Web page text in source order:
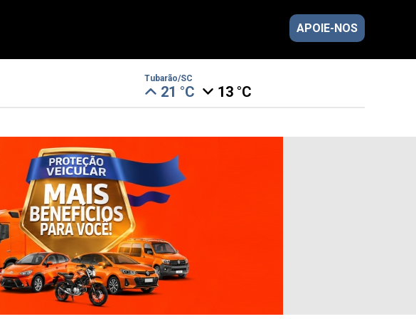
APOIE-NOS
Tubarão/SC
21 °C 13 °C